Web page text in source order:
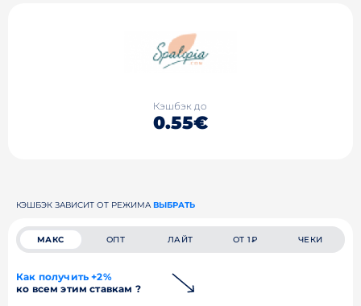
Кэшбэк до
0.55€
КЭШБЭК ЗАВИСИТ ОТ РЕЖИМА ВЫБРАТЬ
МАКС ОПТ ЛАЙТ ОТ 1₽ ЧЕКИ
Как получить +2%
ко всем этим ставкам ?